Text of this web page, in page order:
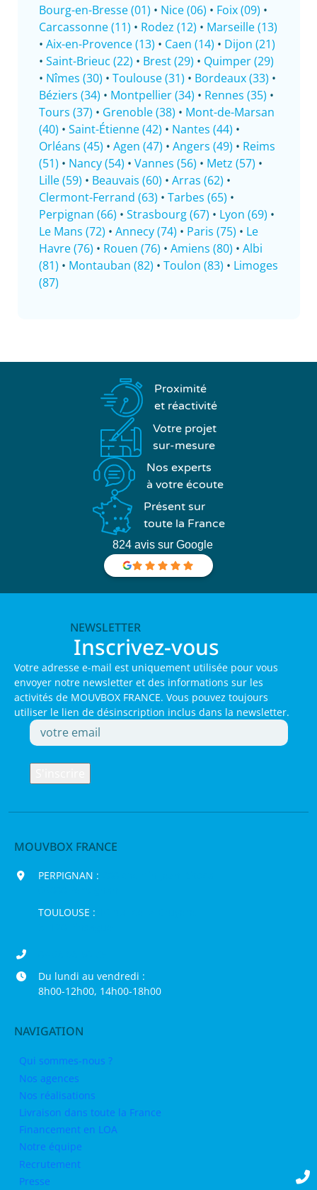
Bourg-en-Bresse (01) • Nice (06) • Foix (09) •
Carcassonne (11) • Rodez (12) • Marseille (13)
• Aix-en-Provence (13) • Caen (14) • Dijon (21)
• Saint-Brieuc (22) • Brest (29) • Quimper (29)
• Nîmes (30) • Toulouse (31) • Bordeaux (33) •
Béziers (34) • Montpellier (34) • Rennes (35) •
Tours (37) • Grenoble (38) • Mont-de-Marsan
(40) • Saint-Étienne (42) • Nantes (44) •
Orléans (45) • Agen (47) • Angers (49) • Reims
(51) • Nancy (54) • Vannes (56) • Metz (57) •
Lille (59) • Beauvais (60) • Arras (62) •
Clermont-Ferrand (63) • Tarbes (65) •
Perpignan (66) • Strasbourg (67) • Lyon (69) •
Le Mans (72) • Annecy (74) • Paris (75) • Le
Havre (76) • Rouen (76) • Amiens (80) • Albi
(81) • Montauban (82) • Toulon (83) • Limoges
(87)
Proximité
et réactivité
Votre projet
sur-mesure
Nos experts
à votre écoute
Présent sur
toute la France
824 avis sur Google
NEWSLETTER
Inscrivez-vous
Votre adresse e-mail est uniquement utilisée pour vous
envoyer notre newsletter et des informations sur les
activités de MOUVBOX FRANCE. Vous pouvez toujours
utiliser le lien de désinscription inclus dans la newsletter.
MOUVBOX FRANCE
PERPIGNAN :
TOULOUSE :
Du lundi au vendredi :
8h00-12h00, 14h00-18h00
NAVIGATION
Qui sommes-nous ?
Nos agences
Nos réalisations
Livraison dans toute la France
Financement en LOA
Notre équipe
Recrutement
Presse